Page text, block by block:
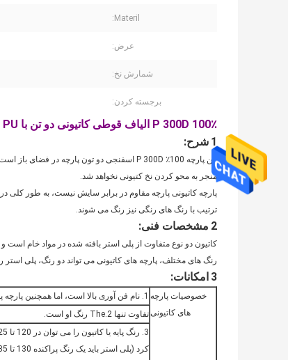
Materil:
عرض:
شمارش نخ:
برجسته کردن:
100٪ P 300D الیاف قوطی کاتیونی دو تن با PU ضد آب برای پوشیدن لباس ورزشی
1 شرح:
منجر به محو کردن نخ کتیونی نخواهد شد.
پارچه کاتیونی پارچه مقاوم در برابر سایش نیست، به طور
ترتیب با رنگ های رنگی نیز رنگ می شوند.
2 مشخصات فنی:
کاتیون دو نوع متفاوت از پلی استر بافته شده در مواد خام است
رنگ های مختلف، پارچه های کاتیونی می تواند دو رنگ، پلی
3 امکانات:
خصوصیات پارچه
های کاتیونی
1. نام فن آوری بالا است، اما همچنین پارچه پلی استر است.
تفاوت تنها 2.The رنگ او است.